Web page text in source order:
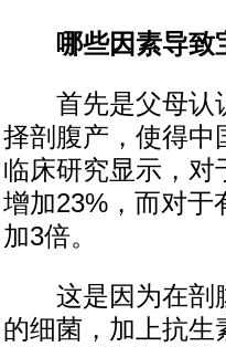
哪些因素导致
首先是父母认识
择剖腹产，使得中
临床研究显示，对
增加23%，而对于
加3倍。
这是因为在剖腹
的细菌，加上抗生